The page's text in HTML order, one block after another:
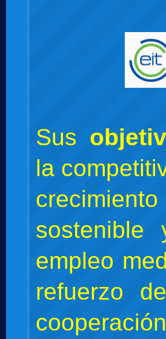
Sus
la
empleo
refuerzo